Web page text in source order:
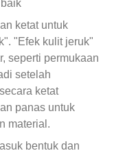
ketat untuk
"Efek kulit jeruk"
seperti permukaan
setelah
ketat
panas untuk
material.
bentuk dan